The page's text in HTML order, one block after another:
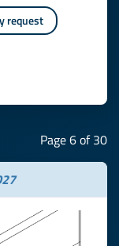
request
Page 6 of 30